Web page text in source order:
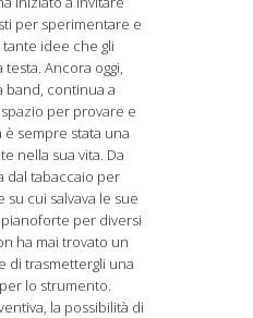
per sperimentare e
idee che gli
testa. Ancora oggi,
band, continua a
per provare e
è sempre stata una
nella sua vita. Da
dal tabaccaio per
cui salvava le sue
per diversi
ha mai trovato un
di trasmettergli una
lo strumento.
la possibilità di